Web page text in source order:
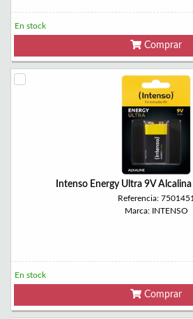
En stock
Comprar
Intenso Energy Ultra 9V
Referencia: 7501451
Marca: INTENSO
En stock
Comprar